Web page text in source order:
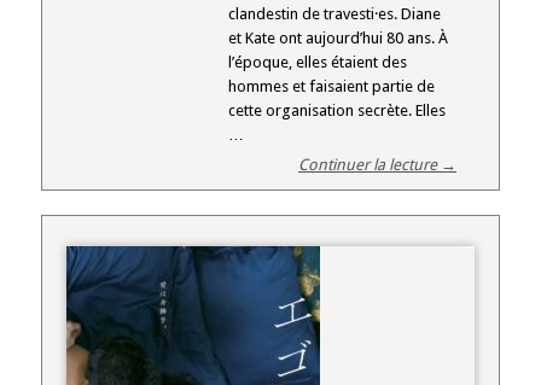
clandestin de travesti·es. Diane
et Kate ont aujourd’hui 80 ans. À
l’époque, elles étaient des
hommes et faisaient partie de
cette organisation secrète. Elles
Continuer la lecture →